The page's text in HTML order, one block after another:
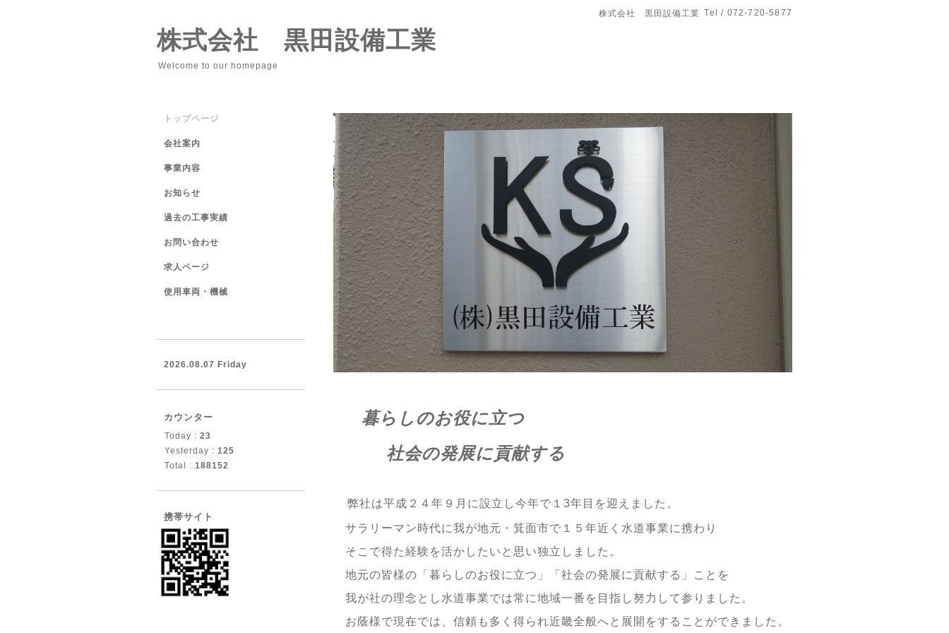
株式会社 黒田設備工業 Tel / 072-720-5877
株式会社 黒田設備工業
Welcome to our homepage
暮らしのお役に立つ
社会の発展に貢献する
弊社は平成２４年９月に設立し今年で１3年目を迎えました。
サラリーマン時代に我が地元・箕面市で１５年近く水道事業に携わり
そこで得た経験を活かしたいと思い独立しました。
地元の皆様の「暮らしのお役に立つ」「社会の発展に貢献する」ことを
我が社の理念とし水道事業では常に地域一番を目指し努力して参りました。
お蔭様で現在では、信頼も多く得られ近畿全般へと展開をすることができました。
トップページ
会社案内
事業内容
お知らせ
過去の工事実績
お問い合わせ
求人ページ
使用車両・機械
2026.08.07 Friday
カウンター
Today : 23
Yesterday : 125
Total : 188152
携帯サイト